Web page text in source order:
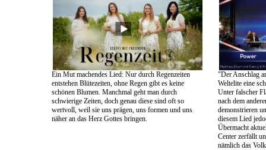
Ein Mut machendes Lied: Nur durch Regenzeiten
entstehen Blütezeiten, ohne Regen gibt es keine
schönen Blumen. Manchmal geht man durch
schwierige Zeiten, doch genau diese sind oft so
wertvoll, weil sie uns prägen, uns formen und uns
näher an das Herz Gottes bringen.
"Der Anschlag
Weltelite eine
Unter falscher
nach dem
demonstrieren
diesem Lied
Übermacht
Center zerfällt
nämlich das